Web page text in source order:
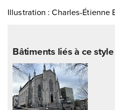
Illustration : Charles-Étienne
Bâtiments liés à ce style